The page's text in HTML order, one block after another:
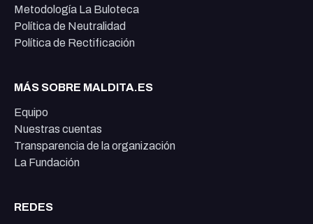
Metodología La Buloteca
Política de Neutralidad
Política de Rectificación
MÁS SOBRE MALDITA.ES
Equipo
Nuestras cuentas
Transparencia de la organización
La Fundación
REDES